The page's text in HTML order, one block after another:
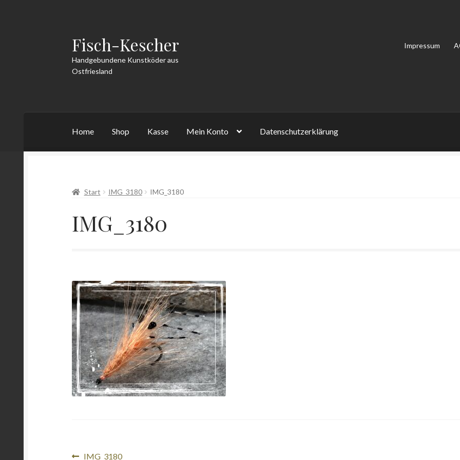
Zur
Navigation
springen
Zum
Inhalt
springen
Fisch-Kescher
Handgebundene Kunstköder aus
Ostfriesland
Impressum
Home Shop Kasse Mein Konto Datenschutzerklärung
Vertrag widerrufenWarenkorbWiderrufsbelehrung
Start IMG_3180 IMG_3180
IMG_3180
Vorheriger
IMG_3180